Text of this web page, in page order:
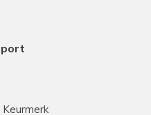
Keurmerk